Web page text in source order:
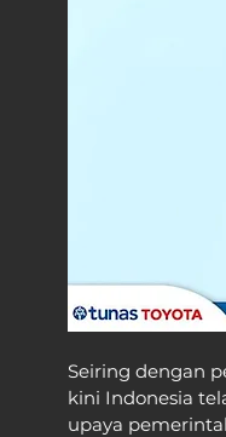
Seiring dengan
kini Indonesia
upaya